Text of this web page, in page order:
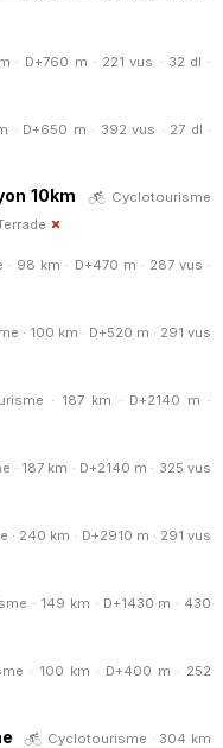
· D+760 m · 221 vus · 32 dl ·
· D+650 m · 392 vus · 27 dl ·
10km
Cyclotourisme
98 km · D+470 m · 287 vus ·
· 100 km · D+520 m · 291 vus
· 187 km · D+2140 m ·
· 187 km · D+2140 m · 325 vus
240 km · D+2910 m · 291 vus
· 149 km · D+1430 m · 430
· 100 km · D+400 m · 252
Cyclotourisme · 304 km